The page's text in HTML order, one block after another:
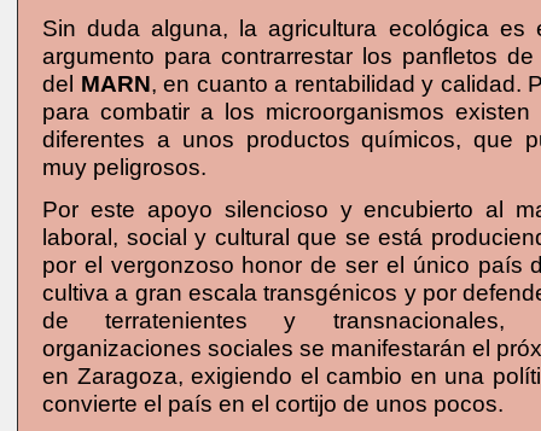
Sin duda alguna, la agricultura ecológica es
argumento para contrarrestar los panfletos
del MARN, en cuanto a rentabilidad y calidad.
para combatir a los microorganismos existen
diferentes a unos productos químicos, que
muy peligrosos.
Por este apoyo silencioso y encubierto al
laboral, social y cultural que se está
por el vergonzoso honor de ser el único país
cultiva a gran escala transgénicos y por
de terratenientes y transnacionales,
organizaciones sociales se manifestarán el
en Zaragoza, exigiendo el cambio en una
convierte el país en el cortijo de unos pocos.